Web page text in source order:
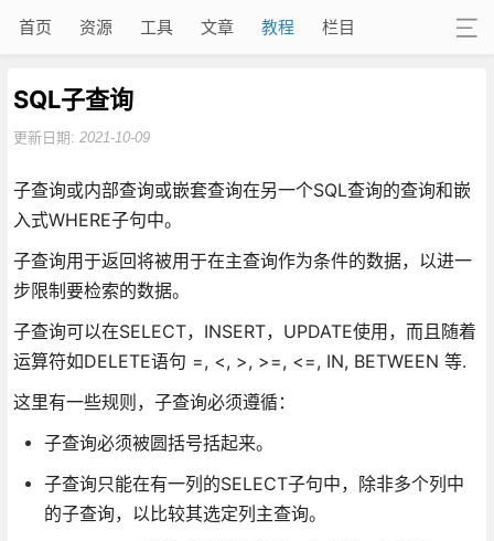
首页 资源 工具 文章 教程 栏目
SQL子查询
更新日期: 2021-10-09
子查询或内部查询或嵌套查询在另一个SQL查询的查询和嵌
入式WHERE子句中。
子查询用于返回将被用于在主查询作为条件的数据，以进一
步限制要检索的数据。
子查询可以在SELECT，INSERT，UPDATE使用，而且随着
运算符如DELETE语句 =, <, >, >=, <=, IN, BETWEEN 等.
这里有一些规则，子查询必须遵循：
子查询必须被圆括号括起来。
子查询只能在有一列的SELECT子句中，除非多个列中
的子查询，以比较其选定列主查询。